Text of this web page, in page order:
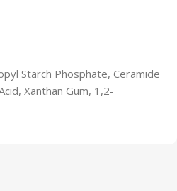
Starch Phosphate, Ceramide
Xanthan Gum, 1,2-